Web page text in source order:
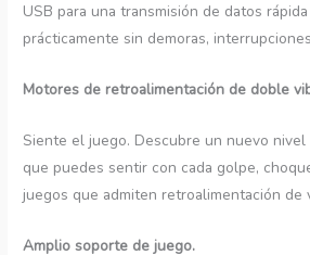
USB para una transmisión de datos
prácticamente sin demoras,
Motores de retroalimentación de doble
Siente el juego. Descubre un nuevo
que puedes sentir con cada golpe,
juegos que admiten retroalimentación de
Amplio soporte de juego.